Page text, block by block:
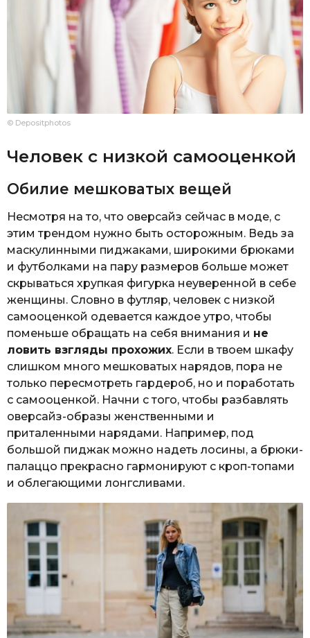
© Depositphotos
Человек с низкой самооценкой
Обилие мешковатых вещей
Несмотря на то, что оверсайз сейчас в моде, с
этим трендом нужно быть осторожным. Ведь за
маскулинными пиджаками, широкими брюками
и футболками на пару размеров больше может
скрываться хрупкая фигурка неуверенной в себе
женщины. Словно в футляр, человек с низкой
самооценкой одевается каждое утро, чтобы
поменьше обращать на себя внимания и не
ловить взгляды прохожих. Если в твоем шкафу
слишком много мешковатых нарядов, пора не
только пересмотреть гардероб, но и поработать
с самооценкой. Начни с того, чтобы разбавлять
оверсайз-образы женственными и
приталенными нарядами. Например, под
большой пиджак можно надеть лосины, а брюки-
палаццо прекрасно гармонируют с кроп-топами
и облегающими лонгсливами.